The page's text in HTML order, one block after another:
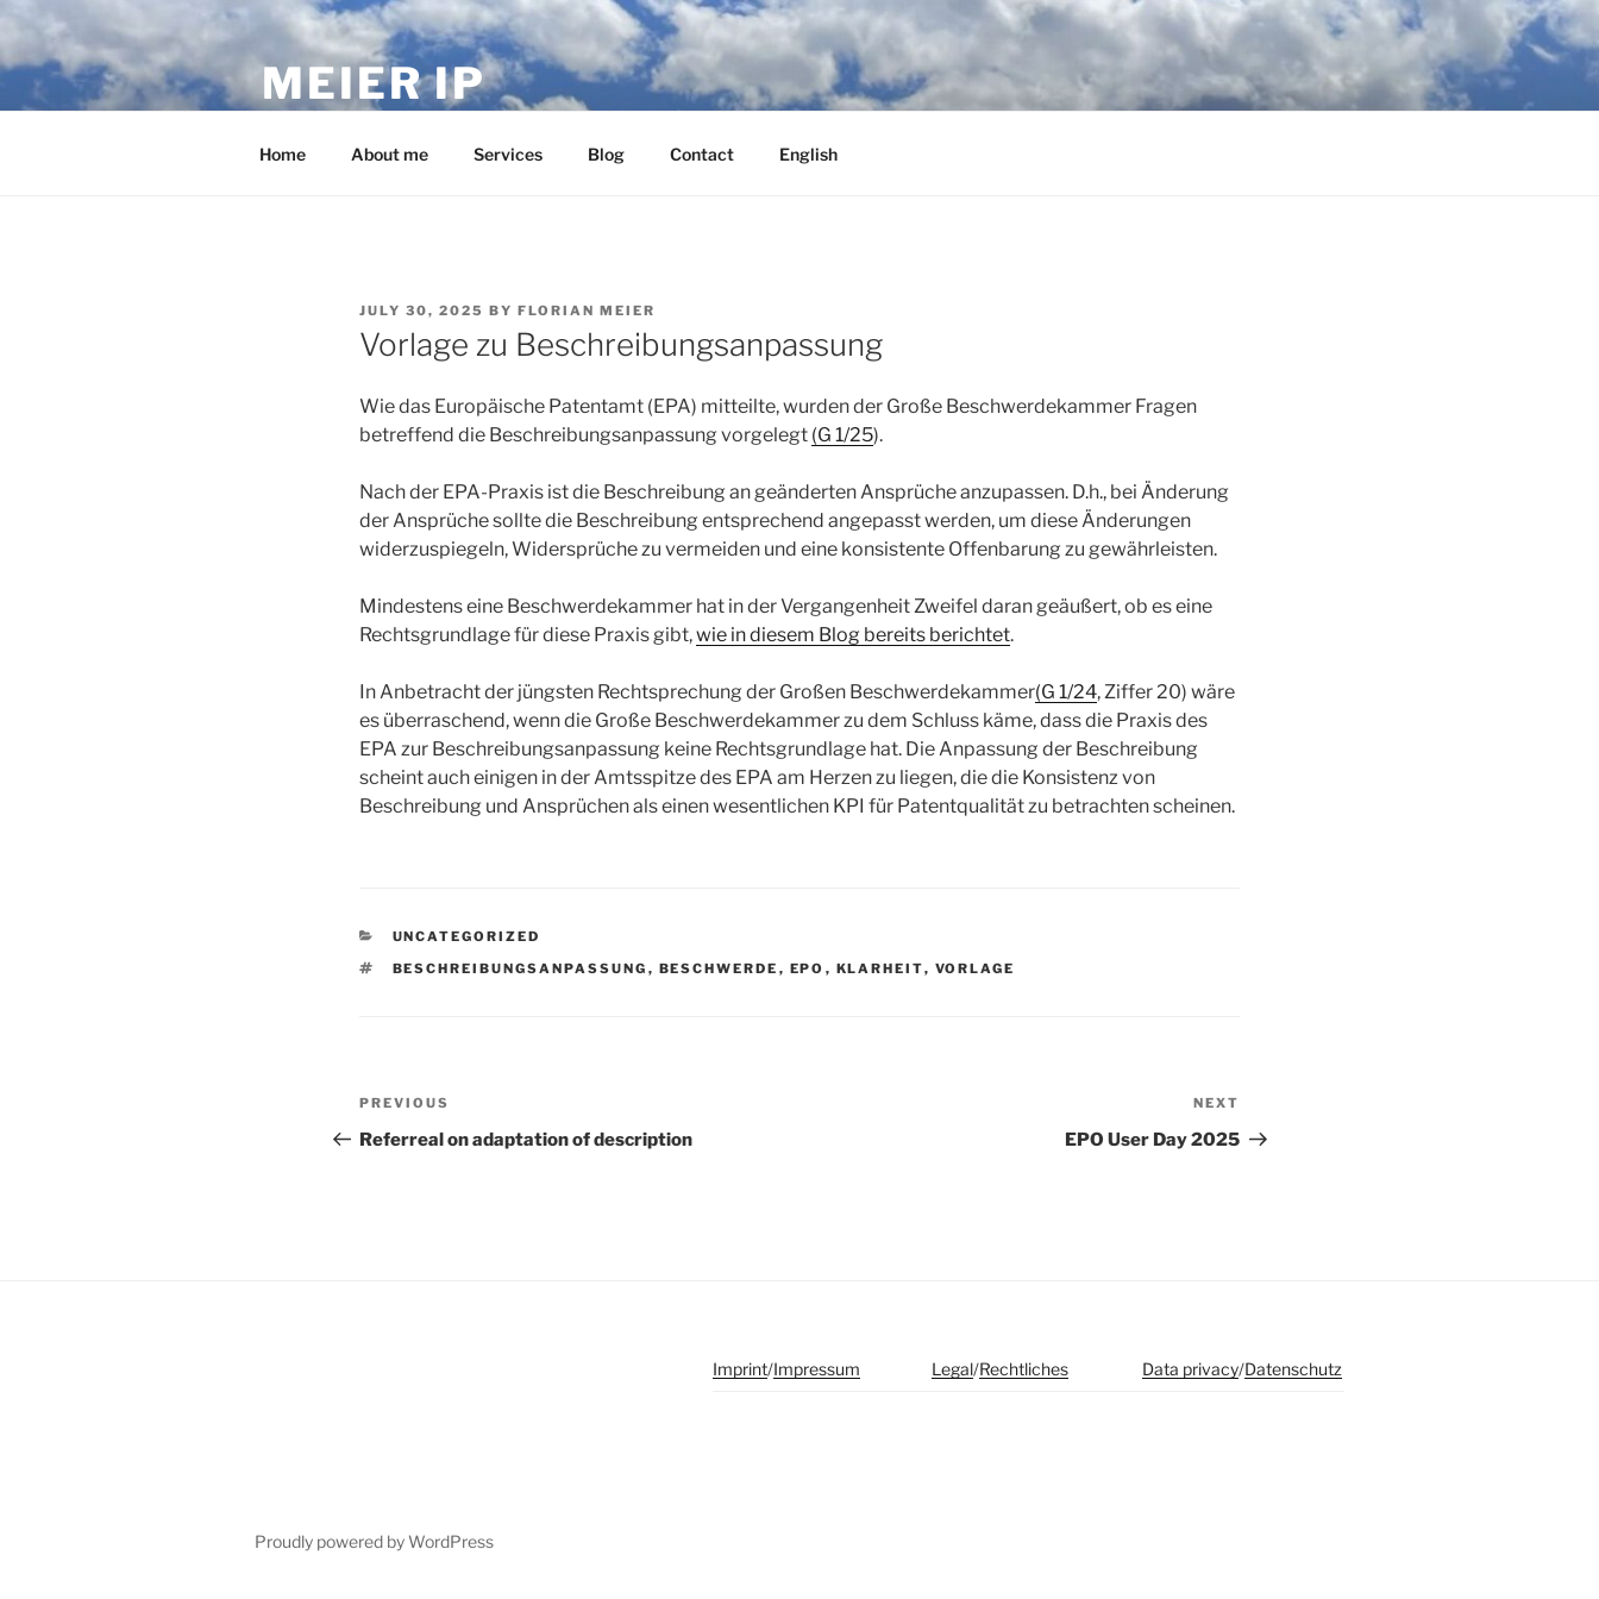
content
MEIER IP
Home About me Services Blog Contact English
POSTED
ON
JULY 30, 2025 BY FLORIAN MEIER
Vorlage zu Beschreibungsanpassung
Wie das Europäische Patentamt (EPA) mitteilte, wurden der Große Beschwerdekammer Fragen
betreffend die Beschreibungsanpassung vorgelegt (G 1/25).
Nach der EPA-Praxis ist die Beschreibung an geänderten Ansprüche anzupassen. D.h., bei Änderung
der Ansprüche sollte die Beschreibung entsprechend angepasst werden, um diese Änderungen
widerzuspiegeln, Widersprüche zu vermeiden und eine konsistente Offenbarung zu gewährleisten.
Mindestens eine Beschwerdekammer hat in der Vergangenheit Zweifel daran geäußert, ob es eine
Rechtsgrundlage für diese Praxis gibt,wie in diesem Blog bereits berichtet.
In Anbetracht der jüngsten Rechtsprechung der Großen Beschwerdekammer(G 1/24, Ziffer 20) wäre
es überraschend, wenn die Große Beschwerdekammer zu dem Schluss käme, dass die Praxis des
EPA zur Beschreibungsanpassung keine Rechtsgrundlage hat. Die Anpassung der Beschreibung
scheint auch einigen in der Amtsspitze des EPA am Herzen zu liegen, die die Konsistenz von
Beschreibung und Ansprüchen als einen wesentlichen KPI für Patentqualität zu betrachten scheinen.
CATEGORIES
UNCATEGORIZED
TAGS
BESCHREIBUNGSANPASSUNG , BESCHWERDE , EPO , KLARHEIT, VORLAGE
Post
navigation
Previous
Post
PREVIOUS
Referreal on adaptation of description
Post
NEXT
EPO User Day 2025
Imprint/Impressum Legal/Rechtliches Data privacy/Datenschutz
Proudly powered by WordPress